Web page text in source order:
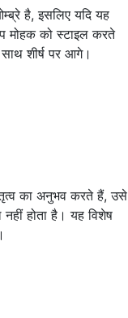
है, इसलिए यदि यह
मोहक को स्टाइल करते
शीर्ष पर आगे।
का अनुभव करते हैं, उसे
होता है। यह विशेष